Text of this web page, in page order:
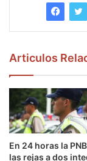
Articulos
En 24 horas la
las rejas a dos